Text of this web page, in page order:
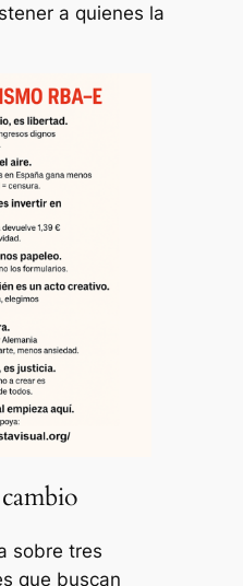
a quienes la
sobre tres
que buscan